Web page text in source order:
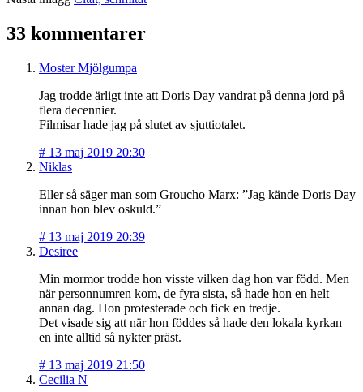
33 kommentarer
Moster Mjölgumpa
Jag trodde ärligt inte att Doris Day vandrat på denna jord på
flera decennier.
Filmisar hade jag på slutet av sjuttiotalet.
# 13 maj 2019 20:30
Niklas
Eller så säger man som Groucho Marx: ”Jag kände Doris Day
innan hon blev oskuld.”
# 13 maj 2019 20:39
Desiree
Min mormor trodde hon visste vilken dag hon var född. Men
när personnumren kom, de fyra sista, så hade hon en helt
annan dag. Hon protesterade och fick en tredje.
Det visade sig att när hon föddes så hade den lokala kyrkan
en inte alltid så nykter präst.
# 13 maj 2019 21:50
Cecilia N